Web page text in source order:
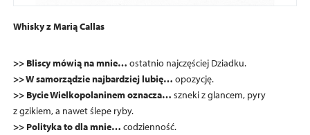
Whisky z Marią Callas
>> Bliscy mówią na mnie… ostatnio najczęściej Dziadku.
>> W samorządzie najbardziej lubię… opozycję.
>> Bycie Wielkopolaninem oznacza… szneki z glancem, pyry
z gzikiem, a nawet ślepe ryby.
>> Polityka to dla mnie… codzienność.